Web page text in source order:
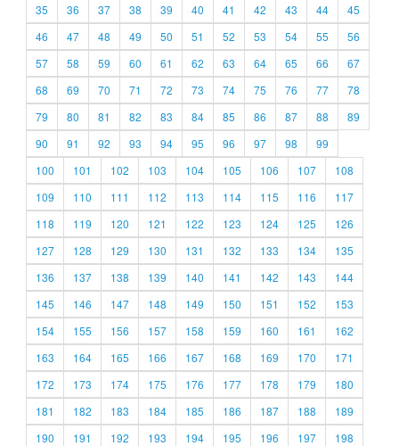
35
36 37 38 39 40 41 42 43 44
45
46
47 48 49 50 51 52 53 54 55
56
57
58 59 60 61 62 63 64 65 66
67
68
69 70 71 72 73 74 75 76 77
78
79
80 81 82 83 84 85 86 87 88
89
90
91 92 93 94 95 96 97 98
99
100
101 102 103 104 105 106 107
108
109
110 111 112 113 114 115 116
117
118
119 120 121 122 123 124 125
126
127
128 129 130 131 132 133 134
135
136
137 138 139 140 141 142 143
144
145
146 147 148 149 150 151 152
153
154
155 156 157 158 159 160 161
162
163
164 165 166 167 168 169 170
171
172
173 174 175 176 177 178 179
180
181
182 183 184 185 186 187 188
189
190
191 192 193 194 195 196 197
198